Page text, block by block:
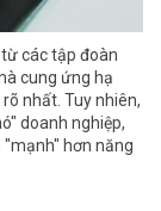
các tập đoàn
cung ứng hạ
nhất. Tuy nhiên,
doanh nghiệp,
hơn năng